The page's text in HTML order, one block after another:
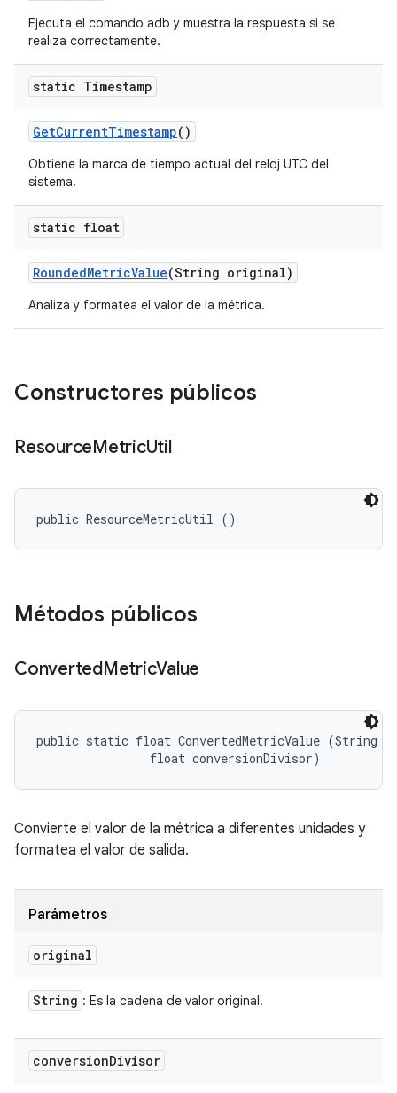
Ejecuta el comando adb y muestra la respuesta si se
realiza correctamente.
static Timestamp
GetCurrentTimestamp()
Obtiene la marca de tiempo actual del reloj UTC del
sistema.
static float
RoundedMetricValue(String original)
Analiza y formatea el valor de la métrica.
Constructores públicos
ResourceMetricUtil
public ResourceMetricUtil ()
Métodos públicos
ConvertedMetricValue
public static float ConvertedMetricValue (String
                float conversionDivisor)
Convierte el valor de la métrica a diferentes unidades y
formatea el valor de salida.
Parámetros
original
String : Es la cadena de valor original.
conversionDivisor